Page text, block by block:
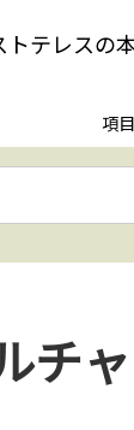
トテレスの
項
チ